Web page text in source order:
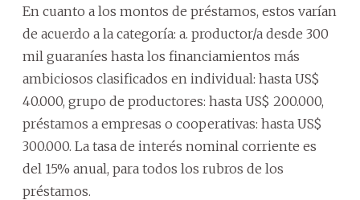
En cuanto a los montos de préstamos, estos varían
de acuerdo a la categoría: a. productor/a desde 300
mil guaraníes hasta los financiamientos más
ambiciosos clasificados en individual: hasta US$
40.000, grupo de productores: hasta US$ 200.000,
préstamos a empresas o cooperativas: hasta US$
300.000. La tasa de interés nominal corriente es
del 15% anual, para todos los rubros de los
préstamos.